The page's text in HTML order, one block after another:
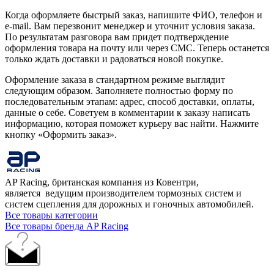
Когда оформляете быстрый заказ, напишите ФИО, телефон и
e-mail. Вам перезвонит менеджер и уточнит условия заказа.
По результатам разговора вам придет подтверждение
оформления товара на почту или через СМС. Теперь останется
только ждать доставки и радоваться новой покупке.
Оформление заказа в стандартном режиме выглядит
следующим образом. Заполняете полностью форму по
последовательным этапам: адрес, способ доставки, оплаты,
данные о себе. Советуем в комментарии к заказу написать
информацию, которая поможет курьеру вас найти. Нажмите
кнопку «Оформить заказ».
AP Racing, британская компания из Ковентри,
является ведущим производителем тормозных систем и
систем сцепления для дорожных и гоночных автомобилей.
Все товары категории
Все товары бренда AP Racing